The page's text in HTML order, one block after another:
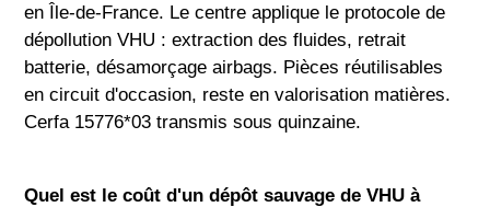
en Île-de-France. Le centre applique le protocole de
dépollution VHU : extraction des fluides, retrait
batterie, désamorçage airbags. Pièces réutilisables
en circuit d'occasion, reste en valorisation matières.
Cerfa 15776*03 transmis sous quinzaine.
Quel est le coût d'un dépôt sauvage de VHU à